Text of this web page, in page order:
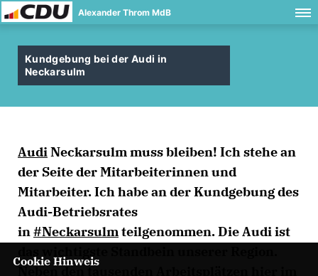
Alexander Throm MdB
Kundgebung bei der Audi in
Neckarsulm
AudiNeckarsulm muss bleiben! Ich stehe an
der Seite der Mitarbeiterinnen und
Mitarbeiter. Ich habe an der Kundgebung des
Audi-Betriebsrates
in#Neckarsulmteilgenommen. Die Audi ist
Cookie Hinweis